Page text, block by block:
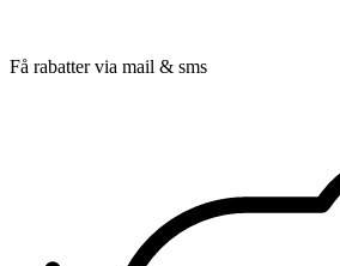
Få rabatter via mail & sms